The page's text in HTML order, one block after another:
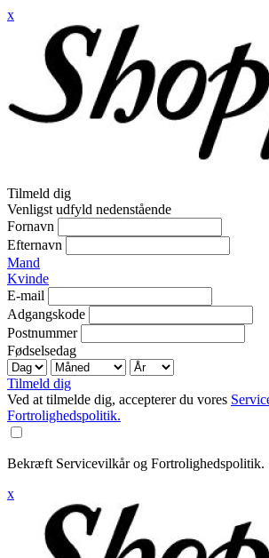
x
Tilmeld dig
Venligst udfyld nedenstående
Fornavn
Efternavn
Mand
Kvinde
E-mail
Adgangskode
Postnummer
Fødselsedag
Tilmeld dig
Ved at tilmelde dig, accepterer du vores
Fortrolighedspolitik.
Bekræft Servicevilkår og Fortrolighedspolitik.
x